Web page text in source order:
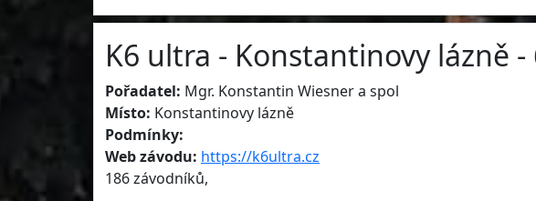
K6 ultra - Konstantinovy lázně
Pořadatel: Mgr. Konstantin Wiesner a spol
Místo: Konstantinovy lázně
Podmínky:
Web závodu: https://k6ultra.cz
186 závodníků,